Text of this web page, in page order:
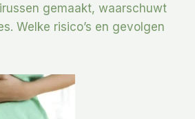
gemaakt, waarschuwt
Welke risico’s en gevolgen